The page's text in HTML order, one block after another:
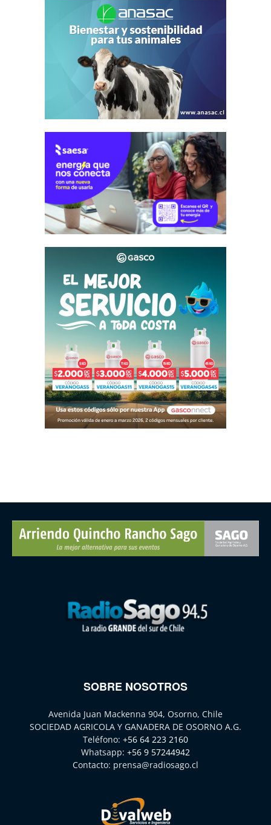
SOBRE NOSOTROS
Avenida Juan Mackenna 904, Osorno, Chile
SOCIEDAD AGRICOLA Y GANADERA DE OSORNO A.G.
Teléfono: +56 64 223 2160
Whatsapp: +56 9 57244942
Contacto: prensa@radiosago.cl